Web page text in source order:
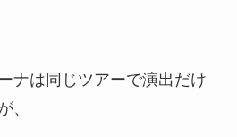
ナは同じツアーで演出だけ
、